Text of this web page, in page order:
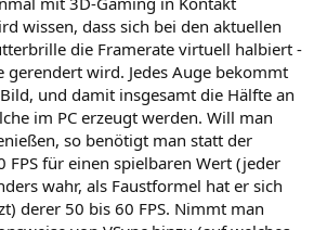
wissen, dass sich bei den aktuellen
die Framerate virtuell halbiert -
wird. Jedes Auge bekommt
und damit insgesamt die Hälfte an
im PC erzeugt werden. Will man
so benötigt man statt der
FPS für einen spielbaren Wert (jeder
wahr, als Faustformel hat er sich
derer 50 bis 60 FPS. Nimmt man